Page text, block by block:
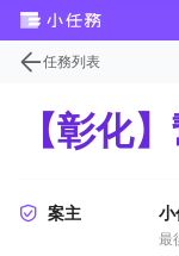
任務列表
【彰化
案主 小
最